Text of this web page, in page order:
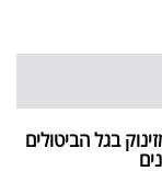
בגל הביטולים